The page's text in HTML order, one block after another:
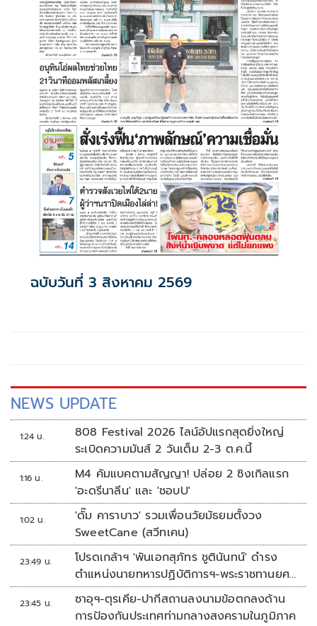
ฉบับวันที่ 3 สิงหาคม 2569
NEWS UPDATE
1:24 น.
808 Festival 2026 ไลน์อัปแรกสุดยิ่งใหญ่
ระเบิดความมันส์ 2 วันเต็ม 2-3 ต.ค.นี้
1:16 น.
M4 คัมแบคตามสัญญา! ปล่อย 2 ซิงเกิลแรก
'อะดรีนาลีน' และ 'ชอบU'
1:02 น.
'ดั๊ม คาราบาว' รวมเพื่อนวัยมัธยมตั้งวง
SweetCane (สวีทเคน)
23:49 น.
โปรดเกล้าฯ 'พันเอกสุภัทร ชูตินันทน์' ดำรง
ตำแหน่งนายทหารปฏิบัติการฯ-พระราชทานยศ
'พลตรี'
23:45 น.
ซาอุฯ-ตุรเคีย-ปากีสถานลงนามข้อตกลงด้าน
การป้องกันประเทศท่ามกลางสงครามในภูมิภาค